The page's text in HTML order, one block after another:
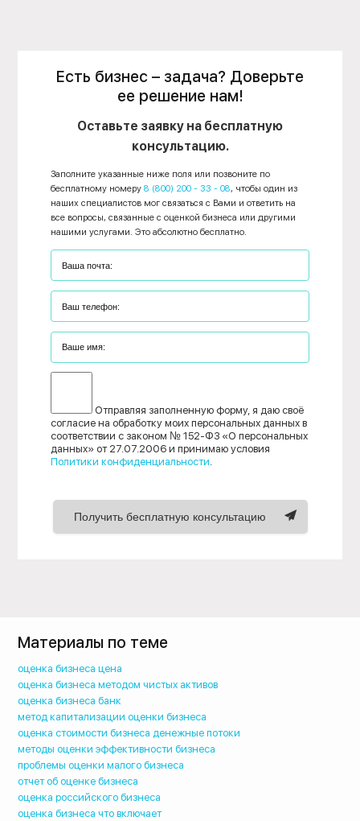
Есть бизнес – задача? Доверьте
ее решение нам!
Оставьте заявку на бесплатную
консультацию.
Заполните указанные ниже поля или позвоните по
бесплатному номеру 8 (800) 200 - 33 - 08, чтобы один из
наших специалистов мог связаться с Вами и ответить на
все вопросы, связанные с оценкой бизнеса или другими
нашими услугами. Это абсолютно бесплатно.
Отправляя заполненную форму, я даю своё
согласие на обработку моих персональных данных в
соответствии с законом № 152-ФЗ «О персональных
данных» от 27.07.2006 и принимаю условия
Политики конфиденциальности.
Получить бесплатную консультацию
Материалы по теме
оценка бизнеса цена
оценка бизнеса методом чистых активов
оценка бизнеса банк
метод капитализации оценки бизнеса
оценка стоимости бизнеса денежные потоки
методы оценки эффективности бизнеса
проблемы оценки малого бизнеса
отчет об оценке бизнеса
оценка российского бизнеса
оценка бизнеса что включает